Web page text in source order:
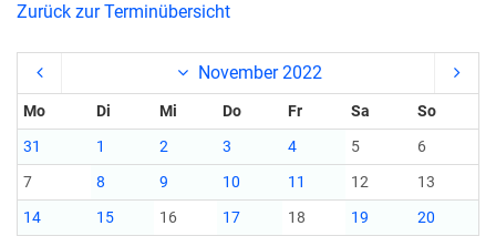
Zurück zur Terminübersicht
November 2022
Mo Di Mi Do Fr Sa
So
31
1 2 3 4 5
6
7
8 9 10 11 12
13
14
15 16 17 18 19
20